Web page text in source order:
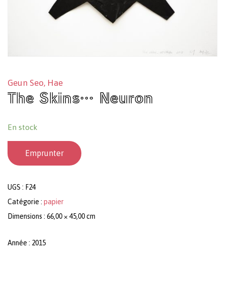
Geun Seo, Hae
The Skins… Neuron
En stock
Emprunter
UGS : F24
Catégorie : papier
Dimensions : 66,00 × 45,00 cm
Année : 2015